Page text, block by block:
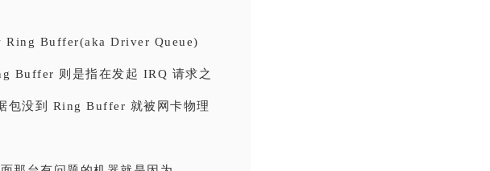
Ring Buffer(aka Driver Queue)
Buffer 则是指在发起 IRQ 请求之
包没到 Ring Buffer 就被网卡物理